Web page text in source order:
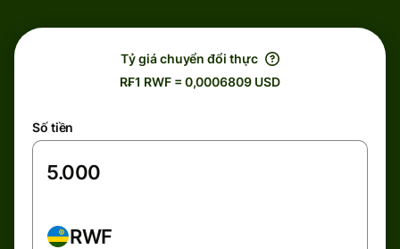
Tỷ giá chuyển đổi thực
R₣1 RWF = 0,0006809 USD
Số tiền
RWF